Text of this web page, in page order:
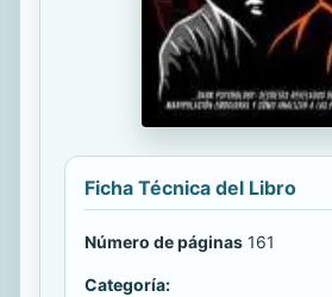
Ficha Técnica del Libro
Número de páginas 161
Categoría: